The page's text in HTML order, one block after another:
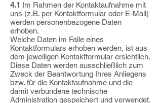
4.1 Im Rahmen der Kontaktaufnahme mit
uns (z.B. per Kontaktformular oder E-Mail)
werden personenbezogene Daten
erhoben.
Welche Daten im Falle eines
Kontaktformulars erhoben werden, ist aus
dem jeweiligen Kontaktformular ersichtlich.
Diese Daten werden ausschließlich zum
Zweck der Beantwortung Ihres Anliegens
bzw. für die Kontaktaufnahme und die
damit verbundene technische
Administration gespeichert und verwendet.